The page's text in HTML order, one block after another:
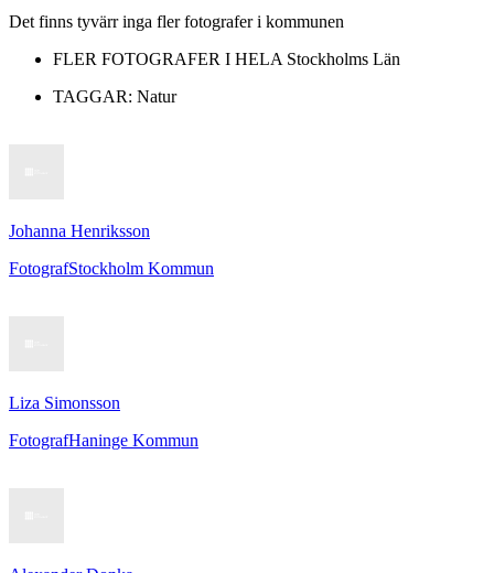
Det finns tyvärr inga fler fotografer i kommunen
FLER FOTOGRAFER I HELA Stockholms Län
TAGGAR: Natur
Johanna Henriksson
FotografStockholm Kommun
Liza Simonsson
FotografHaninge Kommun